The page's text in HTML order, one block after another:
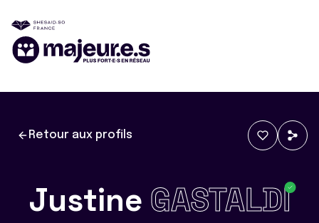
Retour aux profils
Justine GASTALDI